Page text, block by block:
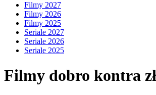
Filmy 2027
Filmy 2026
Filmy 2025
Seriale 2027
Seriale 2026
Seriale 2025
Filmy dobro kontra